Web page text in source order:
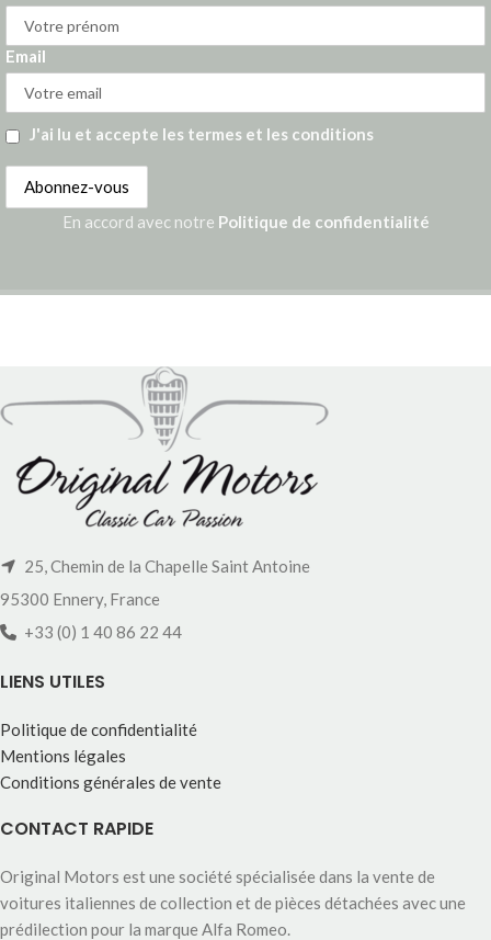
Email
J'ai lu et accepte les termes et les conditions
En accord avec notre Politique de confidentialité
25, Chemin de la Chapelle Saint Antoine
95300 Ennery, France
+33 (0) 1 40 86 22 44
LIENS UTILES
Politique de confidentialité
Mentions légales
Conditions générales de vente
CONTACT RAPIDE
Original Motors est une société spécialisée dans la vente de
voitures italiennes de collection et de pièces détachées avec une
prédilection pour la marque Alfa Romeo.